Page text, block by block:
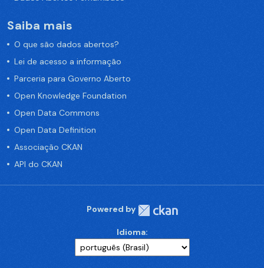
Saiba mais
O que são dados abertos?
Lei de acesso a informação
Parceria para Governo Aberto
Open Knowledge Foundation
Open Data Commons
Open Data Definition
Associação CKAN
API do CKAN
Powered by
Idioma